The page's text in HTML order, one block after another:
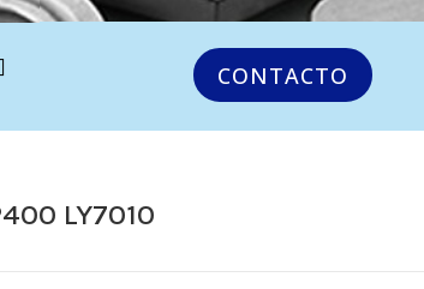
CONTACTO
LY7010